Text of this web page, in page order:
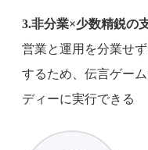
3.非分業×少数精鋭の
営業と運用を分業せ
するため、伝言ゲー
ディーに実行できる